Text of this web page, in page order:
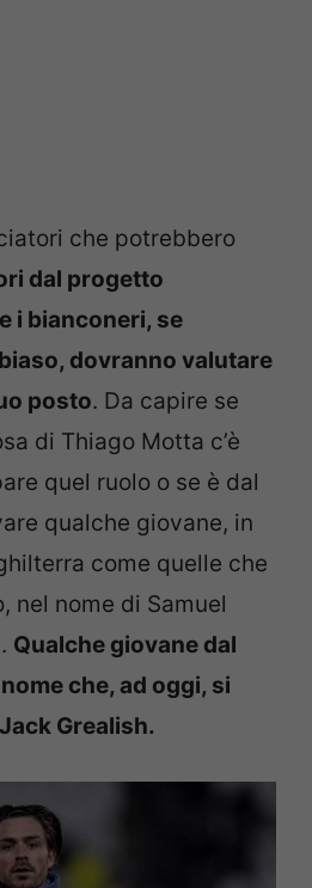
che potrebbero
dal progetto
i bianconeri, se
dovranno valutare
posto. Da capire se
di Thiago Motta c’è
quel ruolo o se è dal
qualche giovane, in
come quelle che
nel nome di Samuel
Qualche giovane dal
che, ad oggi, si
Grealish.